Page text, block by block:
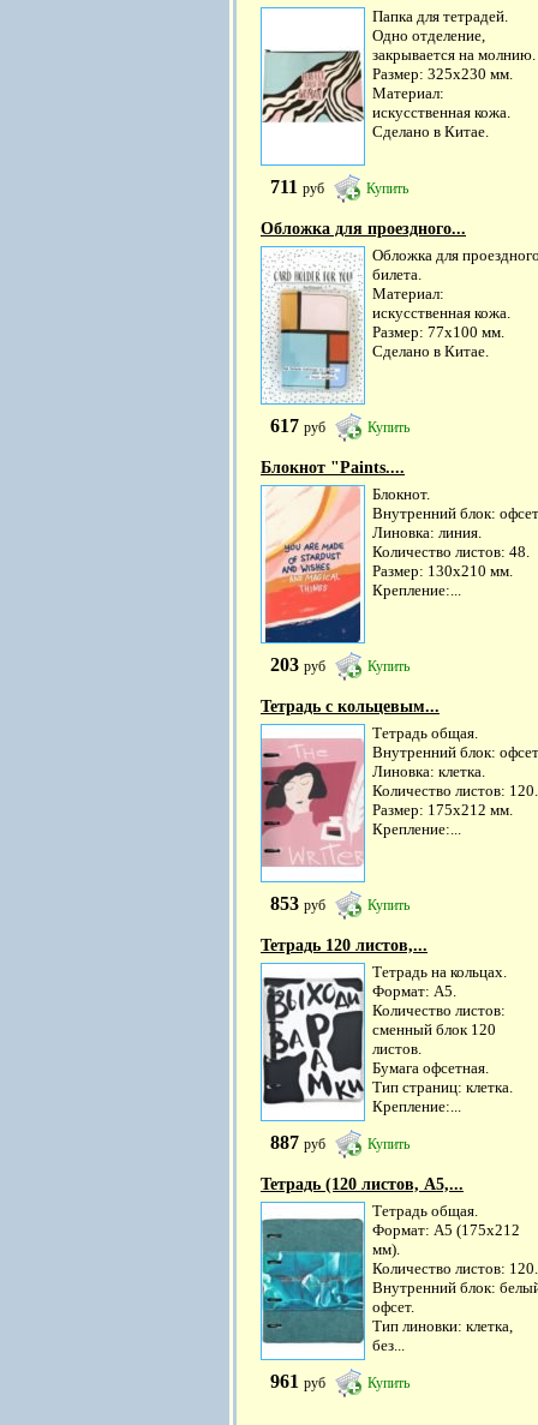
Папка для тетрадей.
Одно отделение,
закрывается на молнию.
Размер: 325х230 мм.
Материал:
искусственная кожа.
Сделано в Китае.
711 руб Купить
Обложка для проездного...
Обложка для
билета.
Материал:
искусственная кожа.
Размер: 77х100 мм.
Сделано в Китае.
617 руб Купить
Блокнот "Paints....
Блокнот.
Внутренний блок:
Линовка: линия.
Количество листов: 48.
Размер: 130х210 мм.
Крепление:...
203 руб Купить
Тетрадь с кольцевым...
Тетрадь общая.
Внутренний блок:
Линовка: клетка.
Количество листов: 120.
Размер: 175х212 мм.
Крепление:...
853 руб Купить
Тетрадь 120 листов,...
Тетрадь на кольцах.
Формат: А5.
Количество листов:
сменный блок 120
листов.
Бумага офсетная.
Тип страниц: клетка.
Крепление:...
887 руб Купить
Тетрадь (120 листов, А5,...
Тетрадь общая.
Формат: А5 (175х212
мм).
Количество листов: 120.
Внутренний блок:
офсет.
Тип линовки: клетка,
без...
961 руб Купить